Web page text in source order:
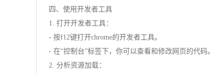
四、使用开发者工具
1. 打开开发者工具：
- 按f12键打开chrome的开发者工具。
- 在“控制台”标签下，你可以查看和修改网页的代码。
2. 分析资源加载：